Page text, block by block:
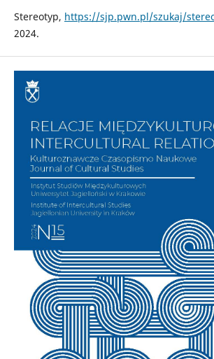
Stereotyp, https://sjp.pwn.pl/szukaj/
2024.